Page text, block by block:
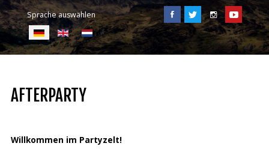
Aktivitäten
E-Tickets
Deutsch
Sprache auswählen
AFTERPARTY
Willkommen im Partyzelt!